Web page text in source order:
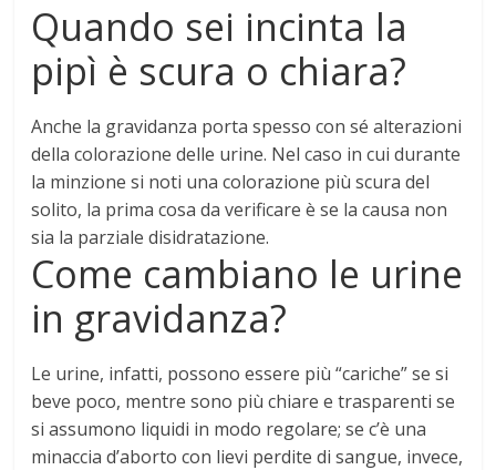
Quando sei incinta la
pipì è scura o chiara?
Anche la gravidanza porta spesso con sé alterazioni
della colorazione delle urine. Nel caso in cui durante
la minzione si noti una colorazione più scura del
solito, la prima cosa da verificare è se la causa non
sia la parziale disidratazione.
Come cambiano le urine
in gravidanza?
Le urine, infatti, possono essere più “cariche” se si
beve poco, mentre sono più chiare e trasparenti se
si assumono liquidi in modo regolare; se c’è una
minaccia d’aborto con lievi perdite di sangue, invece,